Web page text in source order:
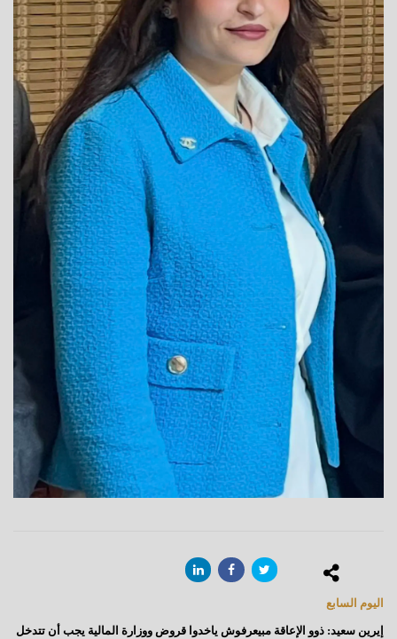
اليوم السابع
إيرين سعيد: ذوو الإعاقة مبيعرفوش ياخدوا قروض ووزارة المالية يجب أن تتدخل